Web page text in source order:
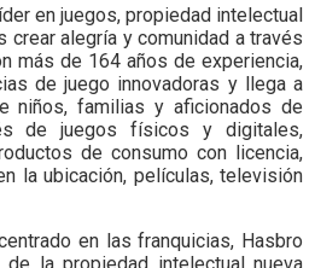
en juegos, propiedad intelectual
crear alegría y comunidad a través
más de 164 años de experiencia,
de juego innovadoras y llega a
niños, familias y aficionados de
de juegos físicos y digitales,
de consumo con licencia,
la ubicación, películas, televisión
en las franquicias, Hasbro